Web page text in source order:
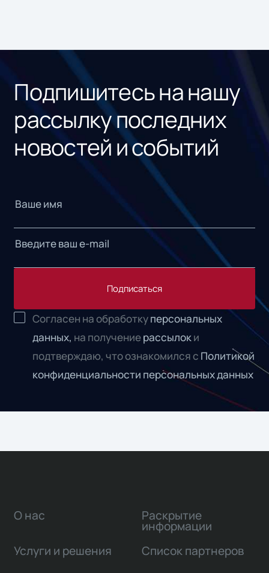
Подпишитесь на нашу
рассылку последних
новостей и событий
Подписаться
Согласен на обработкуперсональных
данных, на получениерассылоки
подтверждаю, что ознакомился с Политикой
конфиденциальности персональных данных
О нас
Услуги и решения
Раскрытие
информации
Список партнеров